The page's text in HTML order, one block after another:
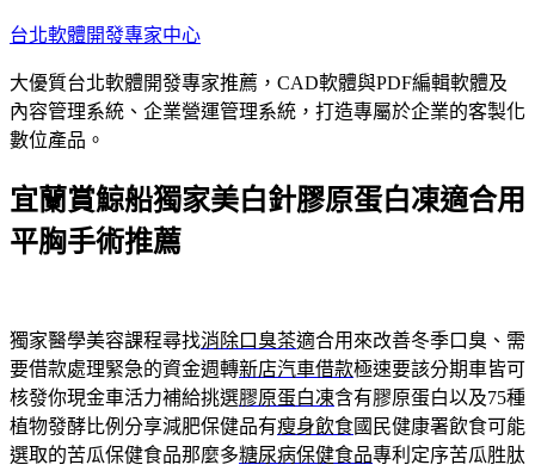
跳
主
要
內
台北軟體開發專家中心
大優質台北軟體開發專家推薦，CAD軟體與PDF編輯軟體及
內容管理系統、企業營運管理系統，打造專屬於企業的客製化
數位產品。
宜蘭賞鯨船獨家美白針膠原蛋白凍適合用
平胸手術推薦
獨家醫學美容課程尋找消除口臭茶適合用來改善冬季口臭、需
要借款處理緊急的資金週轉新店汽車借款極速要該分期車皆可
核發你現金車活力補給挑選膠原蛋白凍含有膠原蛋白以及75種
植物發酵比例分享減肥保健品有瘦身飲食國民健康署飲食可能
選取的苦瓜保健食品那麼多糖尿病保健食品專利定序苦瓜胜肽